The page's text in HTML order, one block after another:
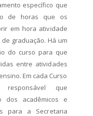
específico que
de horas que os
em hora atividade
graduação. Há um
do curso para que
entre atividades
Em cada Curso
que
dos acadêmicos e
para a Secretaria